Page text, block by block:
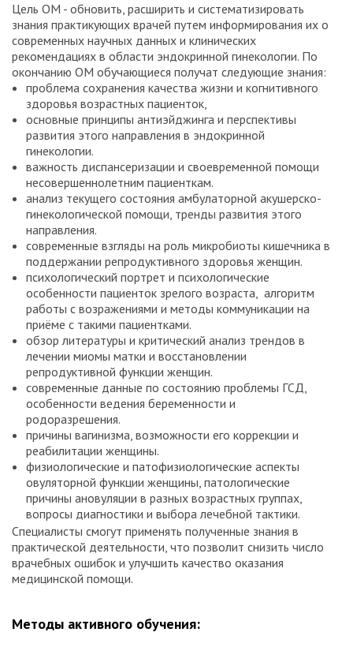
Цель ОМ - обновить, расширить и систематизировать
знания практикующих врачей путем информирования их о
современных научных данных и клинических
рекомендациях в области эндокринной гинекологии. По
окончанию ОМ обучающиеся получат следующие знания:
проблема сохранения качества жизни и когнитивного
здоровья возрастных пациенток,
основные принципы антиэйджинга и перспективы
развития этого направления в эндокринной
гинекологии.
важность диспансеризации и своевременной помощи
несовершеннолетним пациенткам.
анализ текущего состояния амбулаторной акушерско-
гинекологической помощи, тренды развития этого
направления.
современные взгляды на роль микробиоты кишечника в
поддержании репродуктивного здоровья женщин.
психологический портрет и психологические
особенности пациенток зрелого возраста, алгоритм
работы с возражениями и методы коммуникации на
приёме с такими пациентками.
обзор литературы и критический анализ трендов в
лечении миомы матки и восстановлении
репродуктивной функции женщин.
современные данные по состоянию проблемы ГСД,
особенности ведения беременности и
родоразрешения.
причины вагинизма, возможности его коррекции и
реабилитации женщины.
физиологические и патофизиологические аспекты
овуляторной функции женщины, патологические
причины ановуляции в разных возрастных группах,
вопросы диагностики и выбора лечебной тактики.
Специалисты смогут применять полученные знания в
практической деятельности, что позволит снизить число
врачебных ошибок и улучшить качество оказания
медицинской помощи.
Методы активного обучения: